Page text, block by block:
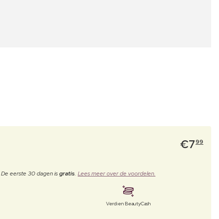
€799
De eerste 30 dagen isgratis. Lees meer over de voordelen.
Verdien BeautyCash